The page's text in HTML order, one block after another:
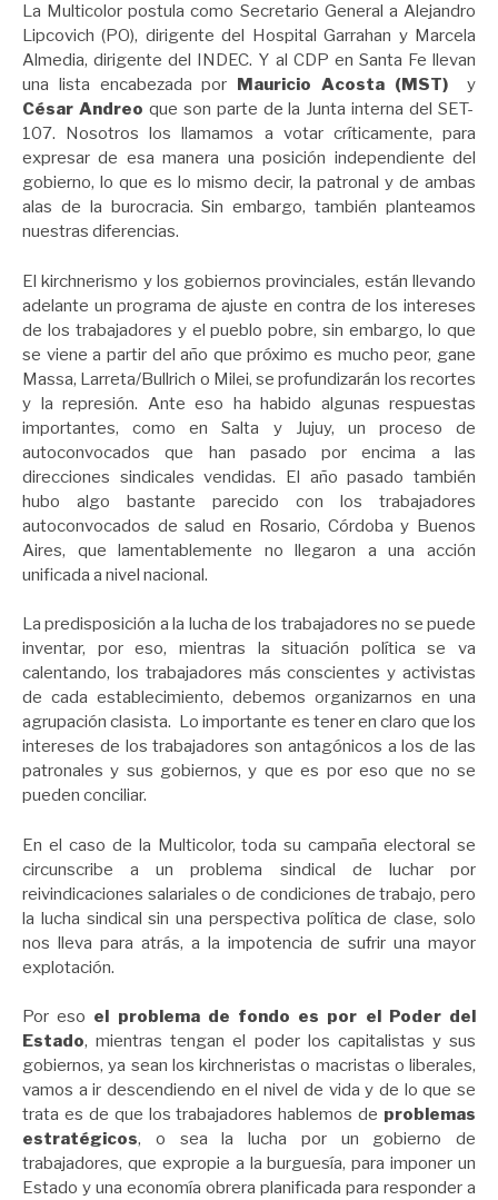
La Multicolor postula como Secretario General a Alejandro
Lipcovich (PO), dirigente del Hospital Garrahan y Marcela
Almedia, dirigente del INDEC. Y al CDP en Santa Fe llevan
una lista encabezada por
Mauricio Acosta (MST)
y
César Andreo que son parte de la Junta interna del SET-
107. Nosotros los llamamos a votar críticamente, para
expresar de esa manera una posición independiente del
gobierno, lo que es lo mismo decir, la patronal y de ambas
alas de la burocracia. Sin embargo, también planteamos
nuestras diferencias.
El kirchnerismo y los gobiernos provinciales, están llevando
adelante un programa de ajuste en contra de los intereses
de los trabajadores y el pueblo pobre, sin embargo, lo que
se viene a partir del año que próximo es mucho peor, gane
Massa, Larreta/Bullrich o Milei, se profundizarán los recortes
y la represión. Ante eso ha habido algunas respuestas
importantes, como en Salta y Jujuy, un proceso de
autoconvocados que han pasado por encima a las
direcciones sindicales vendidas. El año pasado también
hubo algo bastante parecido con los trabajadores
autoconvocados de salud en Rosario, Córdoba y Buenos
Aires, que lamentablemente no llegaron a una acción
unificada a nivel nacional.
La predisposición a la lucha de los trabajadores no se puede
inventar, por eso, mientras la situación política se va
calentando, los trabajadores más conscientes y activistas
de cada establecimiento, debemos organizarnos en una
agrupación clasista. Lo importante es tener en claro que los
intereses de los trabajadores son antagónicos a los de las
patronales y sus gobiernos, y que es por eso que no se
pueden conciliar.
En el caso de la Multicolor, toda su campaña electoral se
circunscribe a un problema sindical de luchar por
reivindicaciones salariales o de condiciones de trabajo, pero
la lucha sindical sin una perspectiva política de clase, solo
nos lleva para atrás, a la impotencia de sufrir una mayor
explotación.
Por eso el problema de fondo es por el Poder del
Estado, mientras tengan el poder los capitalistas y sus
gobiernos, ya sean los kirchneristas o macristas o liberales,
vamos a ir descendiendo en el nivel de vida y de lo que se
trata es de que los trabajadores hablemos de problemas
estratégicos, o sea la lucha por un gobierno de
trabajadores, que expropie a la burguesía, para imponer un
Estado y una economía obrera planificada para responder a